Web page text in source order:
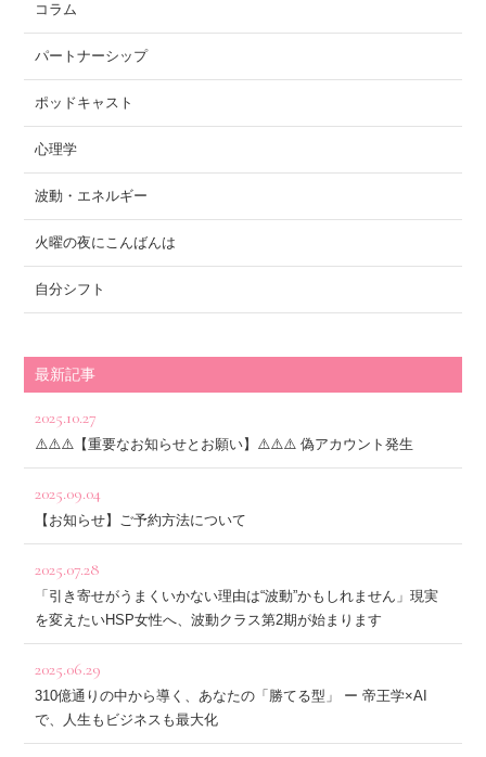
コラム
パートナーシップ
ポッドキャスト
心理学
波動・エネルギー
火曜の夜にこんばんは
自分シフト
最新記事
2025.10.27
⚠️⚠️⚠️【重要なお知らせとお願い】⚠️⚠️⚠️ 偽アカウント発生
2025.09.04
【お知らせ】ご予約方法について
2025.07.28
「引き寄せがうまくいかない理由は“波動”かもしれません」現実
を変えたいHSP女性へ、波動クラス第2期が始まります
2025.06.29
310億通りの中から導く、あなたの「勝てる型」 ー 帝王学×AI
で、人生もビジネスも最大化